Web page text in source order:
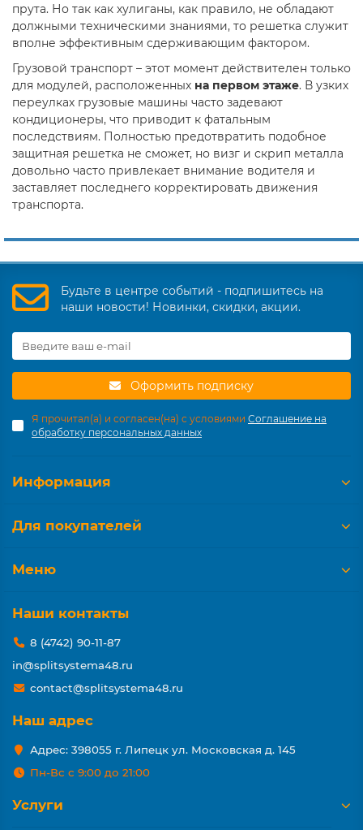
прута. Но так как хулиганы, как правило, не обладают
должными техническими знаниями, то решетка служит
вполне эффективным сдерживающим фактором.
Грузовой транспорт – этот момент действителен только
для модулей, расположенных на первом этаже. В узких
переулках грузовые машины часто задевают
кондиционеры, что приводит к фатальным
последствиям. Полностью предотвратить подобное
защитная решетка не сможет, но визг и скрип металла
довольно часто привлекает внимание водителя и
заставляет последнего корректировать движения
транспорта.
Будьте в центре событий - подпишитесь на
наши новости! Новинки, скидки, акции.
Оформить подписку
Я прочитал(а) и согласен(на) с условиями Соглашение на
обработку персональных данных
Информация
Для покупателей
Меню
Наши контакты
8 (4742) 90-11-87
in@splitsystema48.ru
contact@splitsystema48.ru
Наш адрес
Адрес: 398055 г. Липецк ул. Московская д. 145
Пн-Вс с 9:00 до 21:00
Услуги